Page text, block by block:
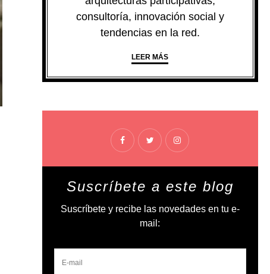
consultoría, innovación social y
tendencias en la red.
LEER MÁS
Suscríbete a este blog
Suscríbete y recibe las novedades en tu e-
mail: